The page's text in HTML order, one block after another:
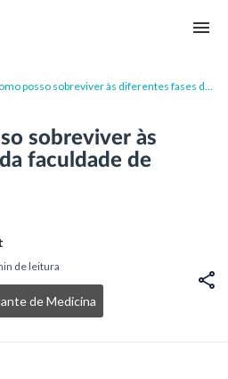
posso sobreviver às diferentes fases da
sobreviver às
faculdade de
de leitura
de Medicina